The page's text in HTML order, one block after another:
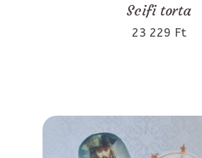
Scifi torta
23 229 Ft